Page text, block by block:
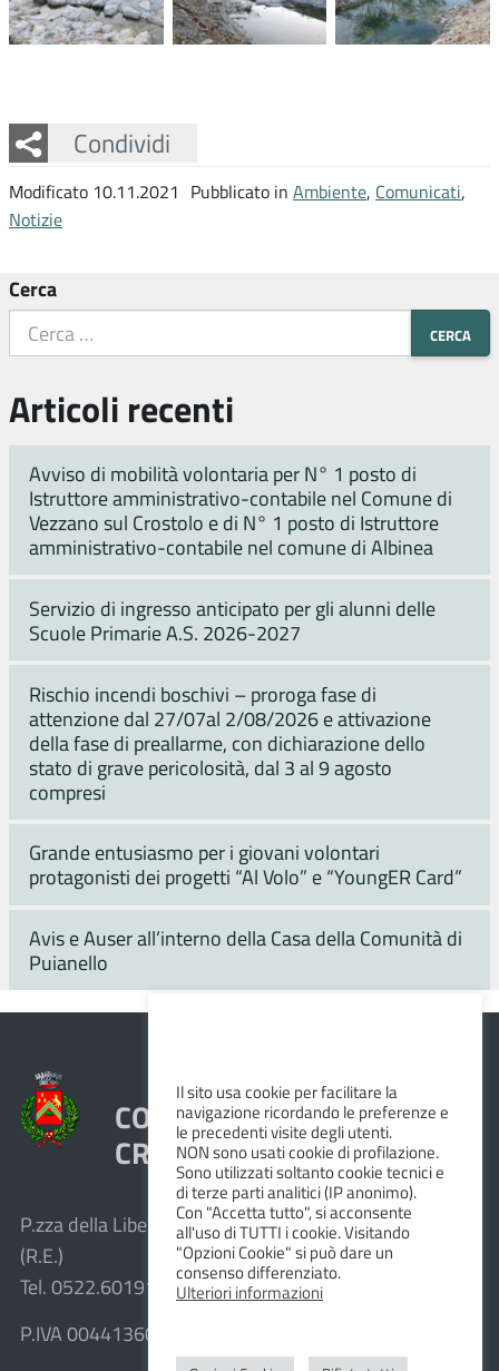
Condividi
Facebook
Twitter
Whatsapp
Modificato 10.11.2021 Pubblicato in Ambiente, Comunicati,
Notizie
Cerca
Articoli recenti
Avviso di mobilità volontaria per N° 1 posto di
Istruttore amministrativo-contabile nel Comune di
Vezzano sul Crostolo e di N° 1 posto di Istruttore
amministrativo-contabile nel comune di Albinea
Servizio di ingresso anticipato per gli alunni delle
Scuole Primarie A.S. 2026-2027
Rischio incendi boschivi – proroga fase di
attenzione dal 27/07al 2/08/2026 e attivazione
della fase di preallarme, con dichiarazione dello
stato di grave pericolosità, dal 3 al 9 agosto
compresi
Grande entusiasmo per i giovani volontari
protagonisti dei progetti “Al Volo” e “YoungER Card”
Avis e Auser all’interno della Casa della Comunità di
Puianello
COMUNE DI VEZZANO SUL
CROSTOLO
P.zza della Libertà, 1 – 42030 Vezzano sul Crostolo
(R.E.)
Tel. 0522.601911 – Fax 0522.601947
P.IVA 00441360351
Il sito usa cookie per facilitare la
navigazione ricordando le preferenze e
le precedenti visite degli utenti.
NON sono usati cookie di profilazione.
Sono utilizzati soltanto cookie tecnici e
di terze parti analitici (IP anonimo).
Con "Accetta tutto", si acconsente
all'uso di TUTTI i cookie. Visitando
"Opzioni Cookie" si può dare un
consenso differenziato.
Ulteriori informazioni